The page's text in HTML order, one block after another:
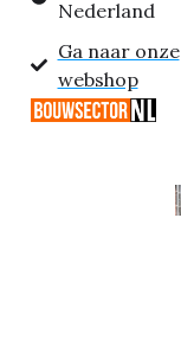
Nederland
Ga naar onze
webshop